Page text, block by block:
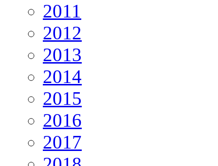
2011
2012
2013
2014
2015
2016
2017